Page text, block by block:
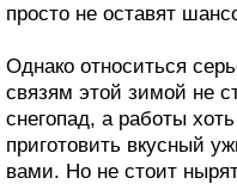
просто не оставят
Однако относиться
связям этой зимой не
снегопад, а работы
приготовить вкусный
вами. Но не стоит